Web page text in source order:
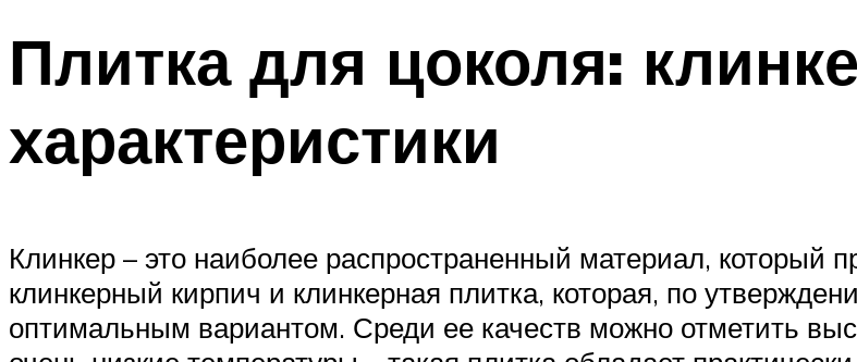
Плитка для цоколя:
характеристики
Клинкер – это наиболее распространенный материал, который
клинкерный кирпич и клинкерная плитка, которая, по
оптимальным вариантом. Среди ее качеств можно отметить